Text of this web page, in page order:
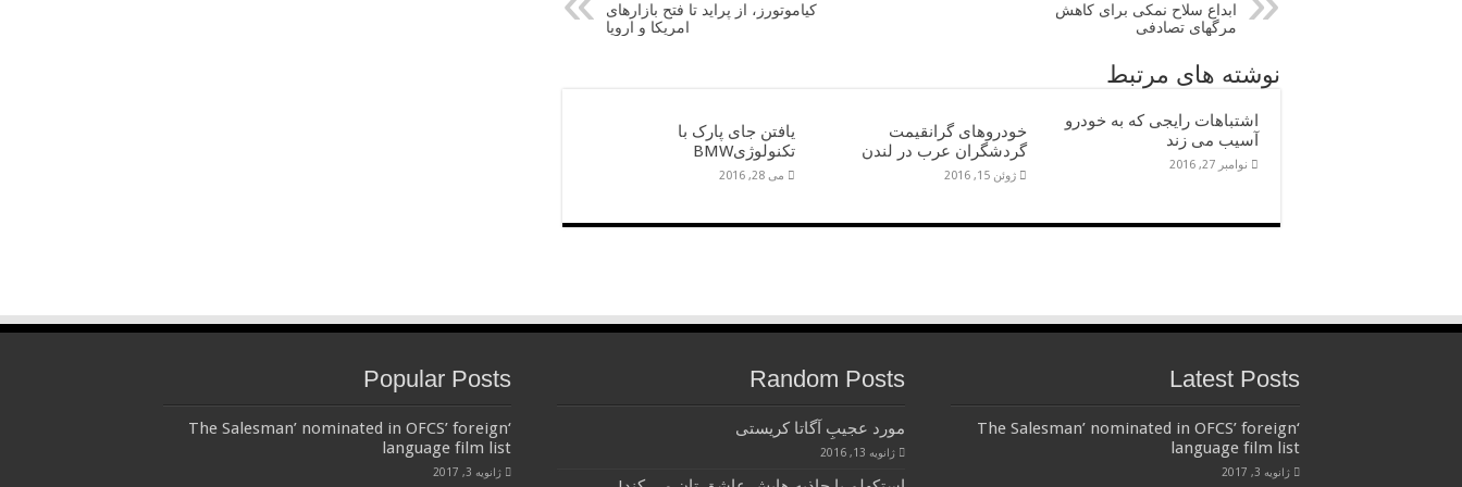
ابداع سلاح نمکی برای کاهش
مرگهای تصادفی
کیاموتورز، از پراید تا فتح بازارهای
امریکا و اروپا
نوشته های مرتبط
اشتباهات رایجی که به خودرو
آسیب می زند
نوامبر 27, 2016
خودروهای گرانقیمت
گردشگران عرب در لندن‎
ژوئن 15, 2016
یافتن جای پارک با
تکنولوژیBMW
می 28, 2016
Latest Posts
‘The Salesman’ nominated in OFCS’ foreign
language film list
ژانویه 3, 2017
Random Posts
مورد عجیبِ آگاتا کریستی
ژانویه 13, 2016
Popular Posts
‘The Salesman’ nominated in OFCS’ foreign
language film list
ژانویه 3, 2017